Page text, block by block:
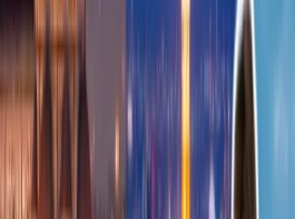
Regla estado de Oro Medallion a
$350 vale de viaje por paquete de
$500 Delta Vacations Experience
$2000 Medallion Qualification
ano
CLEAR elogiosa
Premium Servicio en el aeropuerto
Dedicado centro de contacto
Estado de elite plus de SkyTeam